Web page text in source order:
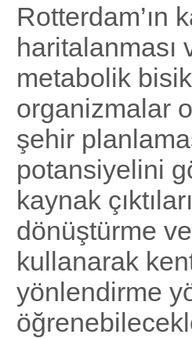
Rotterdam’ın
haritalanması
metabolik
organizmalar
şehir
potansiyelini
kaynak
dönüştürme
kullanarak
yönlendirme